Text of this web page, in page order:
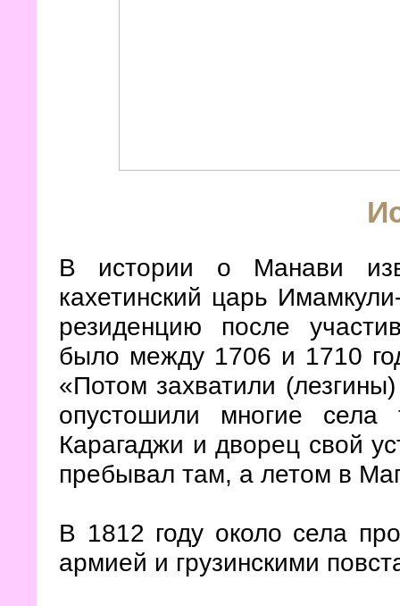
В истории о Манави
кахетинский царь
резиденцию после
было между 1706 и 1710
«Потом захватили
опустошили многие села
Карагаджи и дворец свой
пребывал там, а летом в
В 1812 году около села
армией и грузинскими